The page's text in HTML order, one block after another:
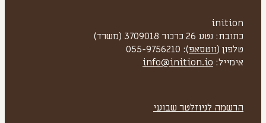
inition
כתובת: נטע 26 כרכור 3709018 (משרד)
טלפון (ווטסאפ): 055-9756210
אימייל: info@inition.io
הרשמה לניוזלטר שבועי